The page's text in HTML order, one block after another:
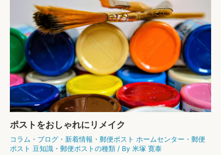
ト
の
選
び
｜
鍵
4
種
類
の
い
メ
リ
ポストをおしゃれにリメイク
コラム ・ ブログ ・ 新着情報 ・ 郵便ポスト ホームセンター ・ 郵便
ポスト 豆知識 ・ 郵便ポストの種類 / By 米塚 寛泰